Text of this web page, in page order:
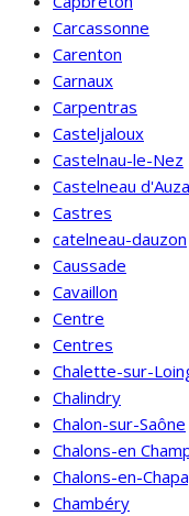
Carcassonne
Carenton
Carnaux
Carpentras
Casteljaloux
Castelnau-le-Nez
Castelneau
Castres
catelneau-dauzon
Caussade
Cavaillon
Centre
Centres
Chalette-sur-
Chalindry
Chalon-sur-Saône
Chalons-en
Chalons-en-
Chambéry